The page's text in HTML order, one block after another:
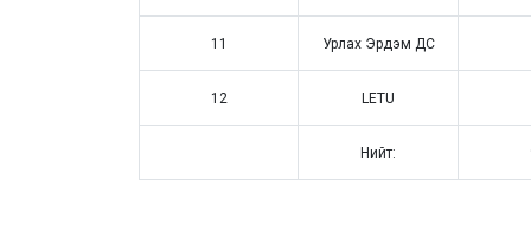
11 Урлах Эрдэм ДС
12 LETU
Нийт: